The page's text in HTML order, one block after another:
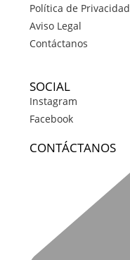
Política de Privacidad
Aviso Legal
Contáctanos
SOCIAL
Instagram
Facebook
CONTÁCTANOS